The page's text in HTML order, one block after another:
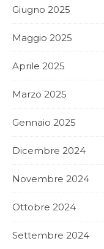
Giugno 2025
Maggio 2025
Aprile 2025
Marzo 2025
Gennaio 2025
Dicembre 2024
Novembre 2024
Ottobre 2024
Settembre 2024